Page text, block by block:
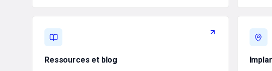
Ressources et blog